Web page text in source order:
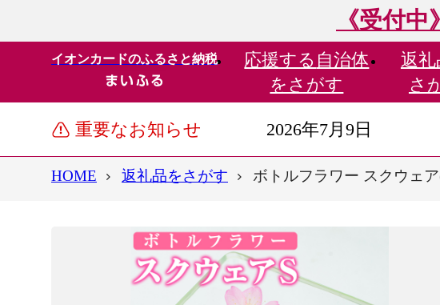
《受付
イオンカードのふるさと納税 応援する 自治体
をさがす
返礼
さ
重要なお知らせ 2026年7月9日
HOME 返礼品をさがす ボトルフラワー スクウェア